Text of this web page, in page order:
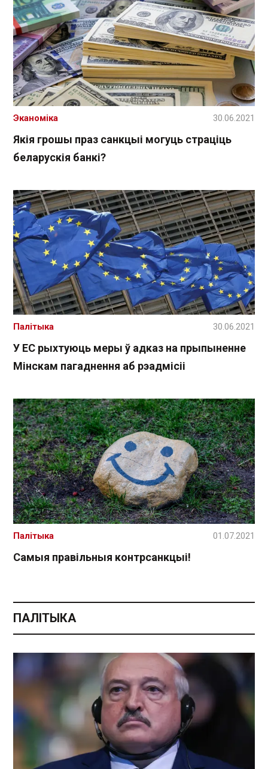
Якія грошы праз санкцыі могуць страціць
беларускія банкі?
Эканоміка 30.06.2021
У ЕС рыхтуюць меры ў адказ на прыпыненне
Мінскам пагаднення аб рэадмісіі
Палітыка 30.06.2021
Самыя правільныя контрсанкцыі!
Палітыка 01.07.2021
ПАЛІТЫКА